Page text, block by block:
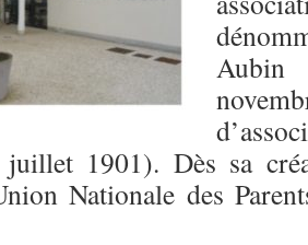
1901). Dès sa
Nationale des